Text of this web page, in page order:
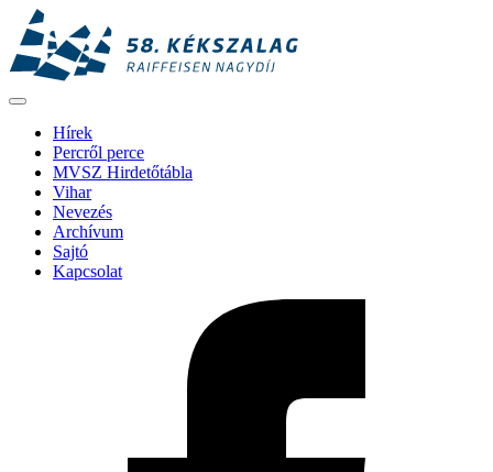
Hírek
Percről perce
MVSZ Hirdetőtábla
Vihar
Nevezés
Archívum
Sajtó
Kapcsolat